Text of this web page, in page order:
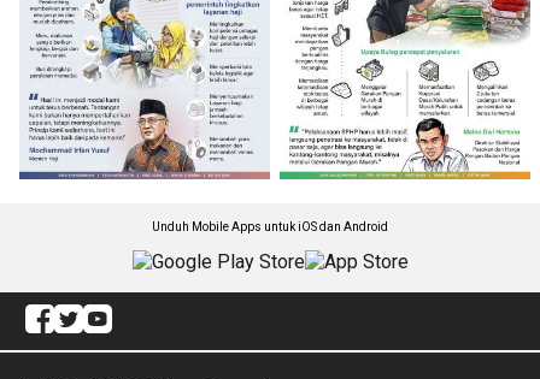
Unduh Mobile Apps untuk iOS dan Android